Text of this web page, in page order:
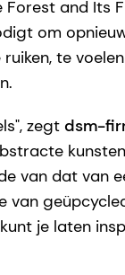
Forest and Its
om
te
zegt dsm-
van dat van
van
je laten